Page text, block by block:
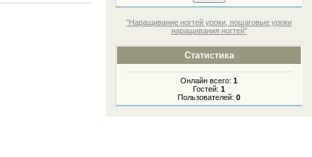
"Наращивание ногтей уроки, пошаговые уроки
наращивания ногтей"
Статистика
Онлайн всего:1
Гостей:1
Пользователей:0